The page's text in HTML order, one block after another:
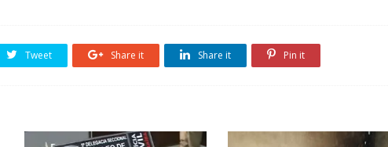
Tweet Share it Share it Pin it